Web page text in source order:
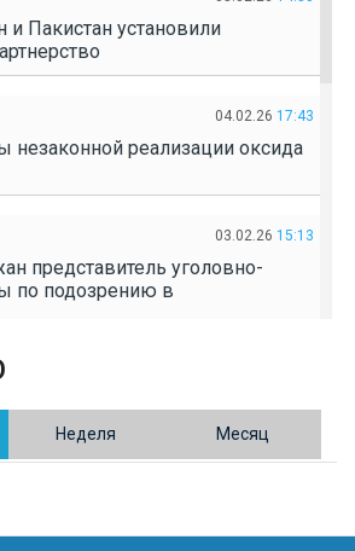
и Пакистан установили
04.02.26 17:43
незаконной реализации оксида
03.02.26 15:13
представитель уголовно-
по подозрению в
незаконное выращивание
Договор о зоне, свободной от
Неделя Месяц